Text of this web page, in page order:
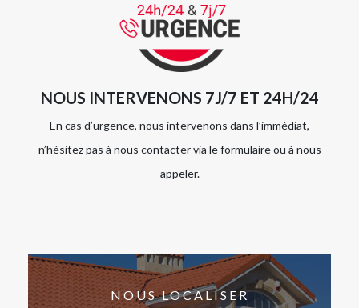
NOUS INTERVENONS 7J/7 ET 24H/24
En cas d’urgence, nous intervenons dans l’immédiat,
n’hésitez pas à nous contacter via le formulaire ou à nous
appeler.
NOUS LOCALISER